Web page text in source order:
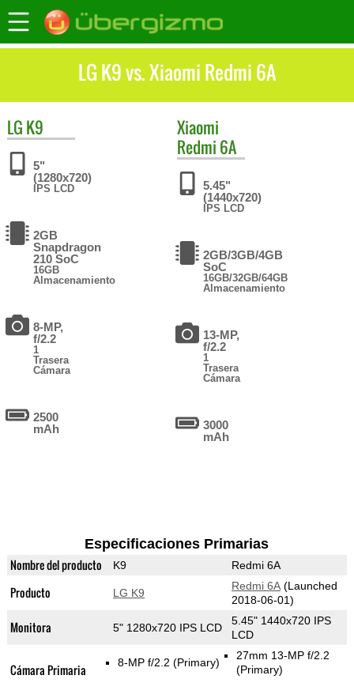
LG K9 vs. Xiaomi Redmi 6A
LG K9
5"
(1280x720)
IPS LCD
2GB
Snapdragon
210 SoC
16GB
Almacenamiento
8-MP,
f/2.2
1
Trasera
Cámara
2500
mAh
Xiaomi
Redmi 6A
5.45"
(1440x720)
IPS LCD
2GB/3GB/4GB
SoC
16GB/32GB/64GB
Almacenamiento
13-MP,
f/2.2
1
Trasera
Cámara
3000
mAh
Especificaciones Primarias
Nombre del producto K9 Redmi 6A
Producto LG K9
Redmi 6A(Launched
2018-06-01)
Monitora 5" 1280x720 IPS LCD
5.45" 1440x720 IPS
LCD
Cámara Primaria 8-MP f/2.2 (Primary)
27mm 13-MP f/2.2
(Primary)